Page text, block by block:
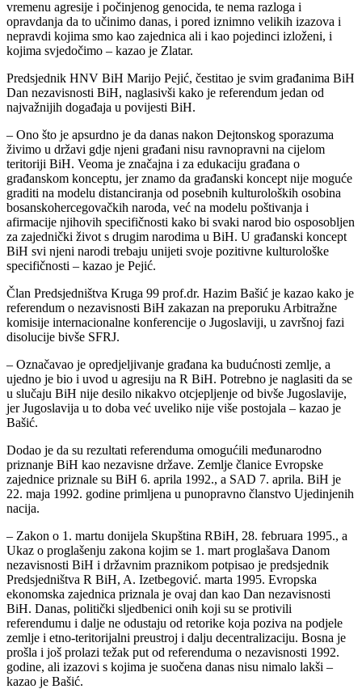
vremenu agresije i počinjenog genocida, te nema razloga i
opravdanja da to učinimo danas, i pored iznimno velikih izazova i
nepravdi kojima smo kao zajednica ali i kao pojedinci izloženi, i
kojima svjedočimo – kazao je Zlatar.
Predsjednik HNV BiH Marijo Pejić, čestitao je svim građanima BiH
Dan nezavisnosti BiH, naglasivši kako je referendum jedan od
najvažnijih događaja u povijesti BiH.
– Ono što je apsurdno je da danas nakon Dejtonskog sporazuma
živimo u državi gdje njeni građani nisu ravnopravni na cijelom
teritoriji BiH. Veoma je značajna i za edukaciju građana o
građanskom konceptu, jer znamo da građanski koncept nije moguće
graditi na modelu distanciranja od posebnih kulturoloških osobina
bosanskohercegovačkih naroda, već na modelu poštivanja i
afirmacije njihovih specifičnosti kako bi svaki narod bio osposobljen
za zajednički život s drugim narodima u BiH. U građanski koncept
BiH svi njeni narodi trebaju unijeti svoje pozitivne kulturološke
specifičnosti – kazao je Pejić.
Član Predsjedništva Kruga 99 prof.dr. Hazim Bašić je kazao kako je
referendum o nezavisnosti BiH zakazan na preporuku Arbitražne
komisije internacionalne konferencije o Jugoslaviji, u završnoj fazi
disolucije bivše SFRJ.
– Označavao je opredjeljivanje građana ka budućnosti zemlje, a
ujedno je bio i uvod u agresiju na R BiH. Potrebno je naglasiti da se
u slučaju BiH nije desilo nikakvo otcjepljenje od bivše Jugoslavije,
jer Jugoslavija u to doba već uveliko nije više postojala – kazao je
Bašić.
Dodao je da su rezultati referenduma omogućili međunarodno
priznanje BiH kao nezavisne države. Zemlje članice Evropske
zajednice priznale su BiH 6. aprila 1992., a SAD 7. aprila. BiH je
22. maja 1992. godine primljena u punopravno članstvo Ujedinjenih
nacija.
– Zakon o 1. martu donijela Skupština RBiH, 28. februara 1995., a
Ukaz o proglašenju zakona kojim se 1. mart proglašava Danom
nezavisnosti BiH i državnim praznikom potpisao je predsjednik
Predsjedništva R BiH, A. Izetbegović. marta 1995. Evropska
ekonomska zajednica priznala je ovaj dan kao Dan nezavisnosti
BiH. Danas, politički sljedbenici onih koji su se protivili
referendumu i dalje ne odustaju od retorike koja poziva na podjele
zemlje i etno-teritorijalni preustroj i dalju decentralizaciju. Bosna je
prošla i još prolazi težak put od referenduma o nezavisnosti 1992.
godine, ali izazovi s kojima je suočena danas nisu nimalo lakši –
kazao je Bašić.